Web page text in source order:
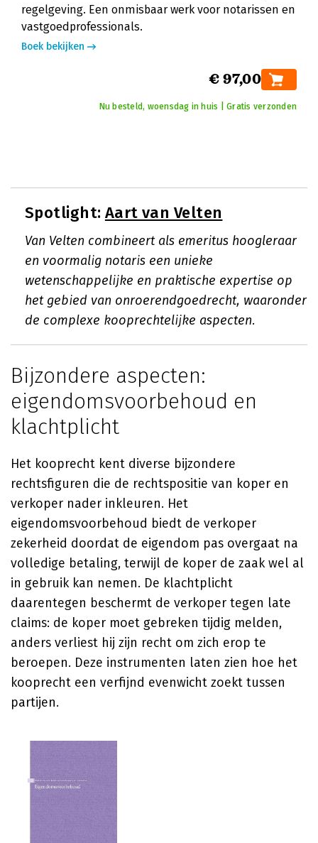
regelgeving. Een onmisbaar werk voor notarissen en
vastgoedprofessionals.
Boek bekijken
€ 97,00
Nu besteld, woensdag in huis | Gratis verzonden
Spotlight: Aart van Velten
Van Velten combineert als emeritus hoogleraar
en voormalig notaris een unieke
wetenschappelijke en praktische expertise op
het gebied van onroerendgoedrecht, waaronder
de complexe kooprechtelijke aspecten.
Bijzondere aspecten:
eigendomsvoorbehoud en
klachtplicht
Het kooprecht kent diverse bijzondere
rechtsfiguren die de rechtspositie van koper en
verkoper nader inkleuren. Het
eigendomsvoorbehoud biedt de verkoper
zekerheid doordat de eigendom pas overgaat na
volledige betaling, terwijl de koper de zaak wel al
in gebruik kan nemen. De klachtplicht
daarentegen beschermt de verkoper tegen late
claims: de koper moet gebreken tijdig melden,
anders verliest hij zijn recht om zich erop te
beroepen. Deze instrumenten laten zien hoe het
kooprecht een verfijnd evenwicht zoekt tussen
partijen.